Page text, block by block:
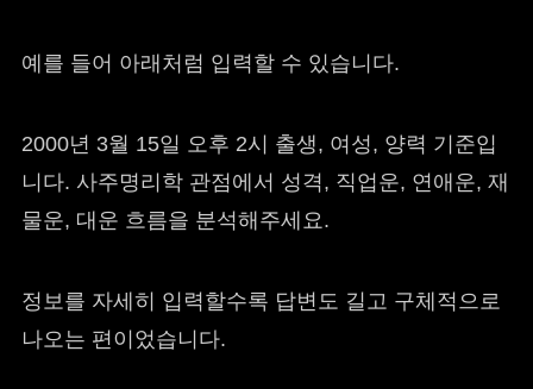
예를 들어 아래처럼 입력할 수 있습니다.
2000년 3월 15일 오후 2시 출생, 여성, 양력 기준입
니다. 사주명리학 관점에서 성격, 직업운, 연애운, 재
물운, 대운 흐름을 분석해주세요.
정보를 자세히 입력할수록 답변도 길고 구체적으로
나오는 편이었습니다.